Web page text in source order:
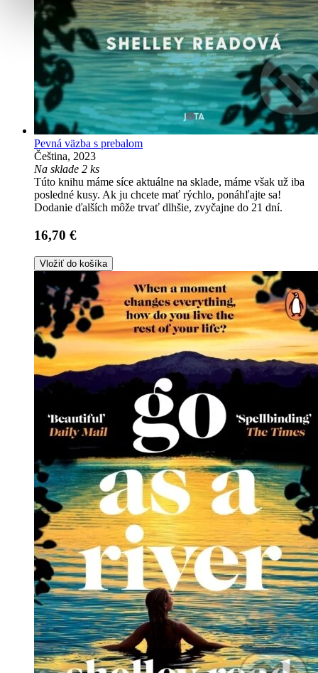
Pevná väzba s prebalom
Čeština, 2023
Na sklade 2 ks
Túto knihu máme síce aktuálne na sklade, máme však už iba
posledné kusy. Ak ju chcete mať rýchlo, ponáhľajte sa!
Dodanie ďalších môže trvať dlhšie, zvyčajne do 21 dní.
16,70 €
Vložiť do košíka